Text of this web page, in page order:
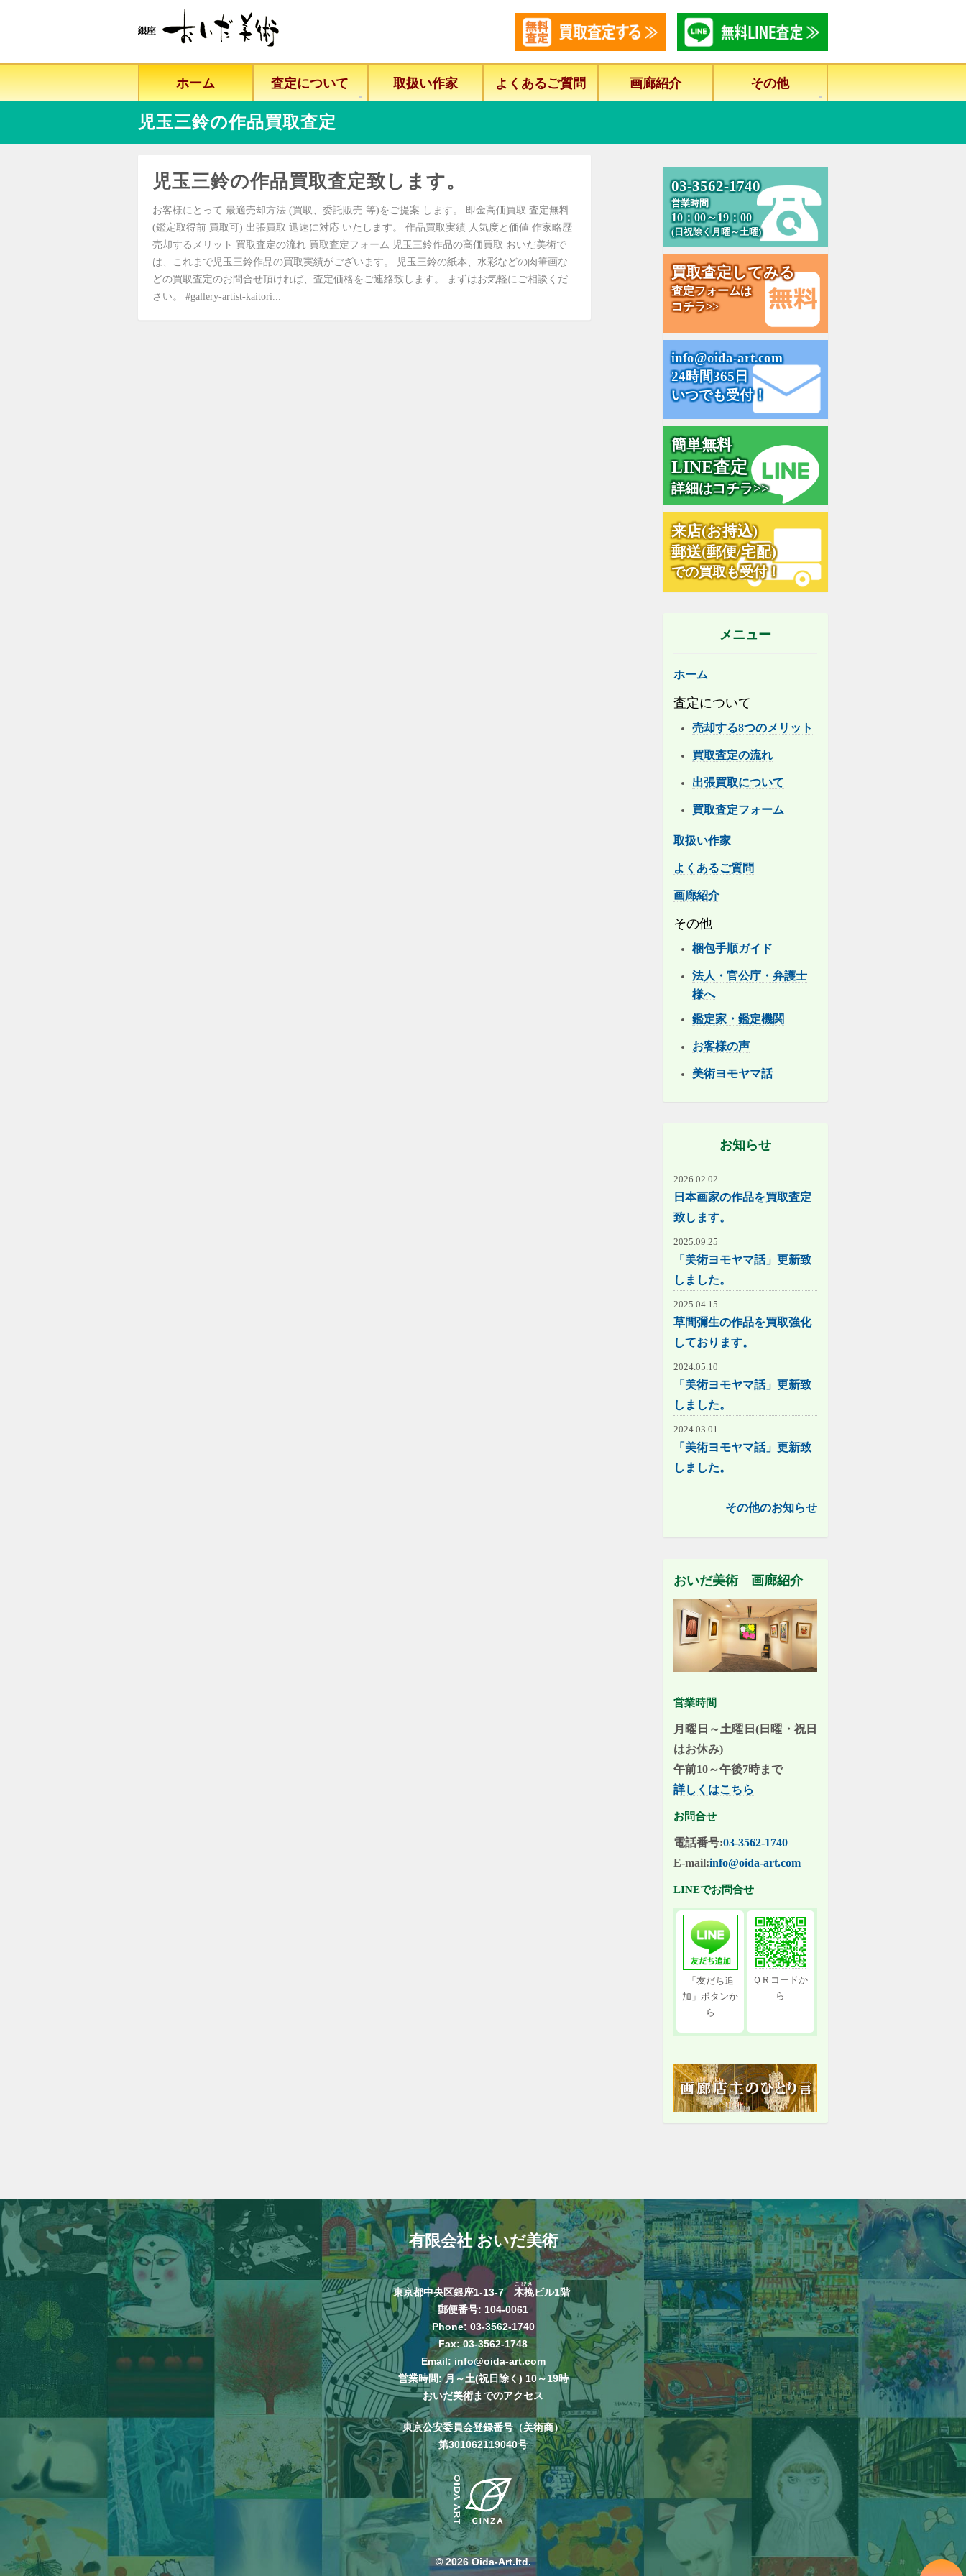
ホーム 査定について 取扱い作家 よくあるご質問 画廊紹介 その他
児玉三鈴の作品買取査定
児玉三鈴の作品買取査定致します。
お客様にとって 最適売却方法 (買取、委託販売 等)をご提案 します。 即金高価買取 査定無料
(鑑定取得前 買取可) 出張買取 迅速に対応 いたします。 作品買取実績 人気度と価値 作家略歴
売却するメリット 買取査定の流れ 買取査定フォーム 児玉三鈴作品の高価買取 おいだ美術で
は、これまで児玉三鈴作品の買取実績がございます。 児玉三鈴の紙本、水彩などの肉筆画な
どの買取査定のお問合せ頂ければ、査定価格をご連絡致します。 まずはお気軽にご相談くだ
さい。 #gallery-artist-kaitori...
03-3562-1740
営業時間
10：00～19：00
(日祝除く月曜～土曜)
買取査定してみる
査定フォームは
コチラ>>
info@oida-art.com
24時間365日
いつでも受付！
簡単無料
LINE査定
詳細はコチラ>>
来店(お持込)
郵送(郵便/宅配)
での買取も受付！
メニュー
ホーム
査定について
売却する8つのメリット
買取査定の流れ
出張買取について
買取査定フォーム
取扱い作家
よくあるご質問
画廊紹介
その他
梱包手順ガイド
法人・官公庁・弁護士
様へ
鑑定家・鑑定機関
お客様の声
美術ヨモヤマ話
お知らせ
2026.02.02
日本画家の作品を買取査定
致します。
2025.09.25
「美術ヨモヤマ話」更新致
しました。
2025.04.15
草間彌生の作品を買取強化
しております。
2024.05.10
「美術ヨモヤマ話」更新致
しました。
2024.03.01
「美術ヨモヤマ話」更新致
しました。
その他のお知らせ
おいだ美術 画廊紹介
営業時間
月曜日～土曜日(日曜・祝日
はお休み)
午前10～午後7時まで
詳しくはこちら
お問合せ
電話番号:03-3562-1740
E-mail:info@oida-art.com
LINEでお問合せ
「友だち追
加」ボタンか
ら
ＱＲコードか
ら
有限会社 おいだ美術
東京都中央区銀座1-13-7 木挽
こびき
ビル1階
郵便番号: 104-0061
Phone: 03-3562-1740
Fax: 03-3562-1748
Email: info@oida-art.com
営業時間: 月～土(祝日除く) 10～19時
おいだ美術までのアクセス
東京公安委員会登録番号（美術商）
第301062119040号
© 2026 Oida-Art.ltd.